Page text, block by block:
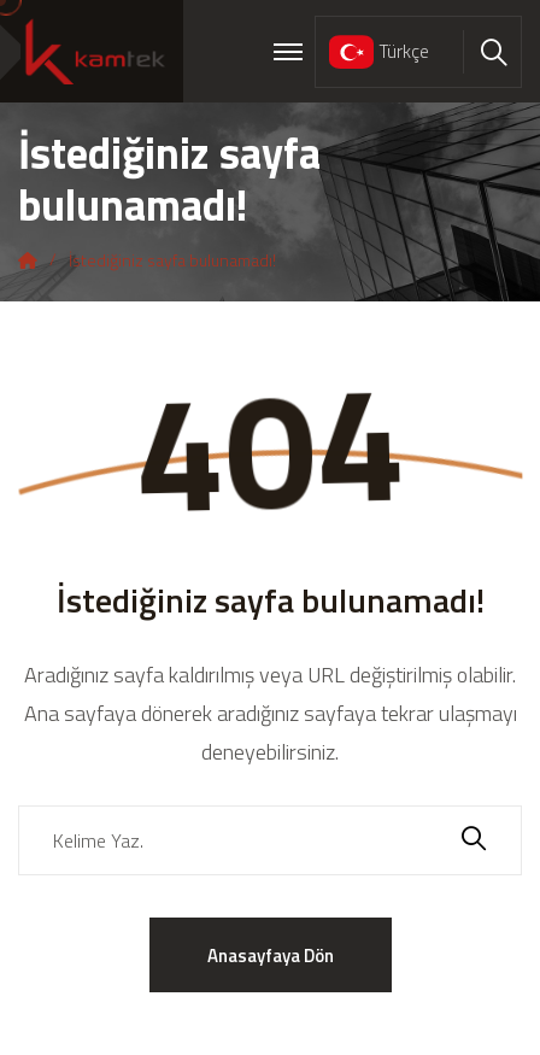
Türkçe Ara
İstediğiniz sayfa
bulunamadı!
İstediğiniz sayfa bulunamadı!
404
İstediğiniz sayfa bulunamadı!
Aradığınız sayfa kaldırılmış veya URL değiştirilmiş olabilir.
Ana sayfaya dönerek aradığınız sayfaya tekrar ulaşmayı
deneyebilirsiniz.
Anasayfaya Dön